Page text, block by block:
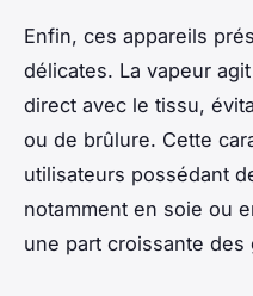
Enfin, ces appareils
délicates. La vapeur
direct avec le tissu,
ou de brûlure. Cette
utilisateurs possédant
notamment en soie ou
une part croissante